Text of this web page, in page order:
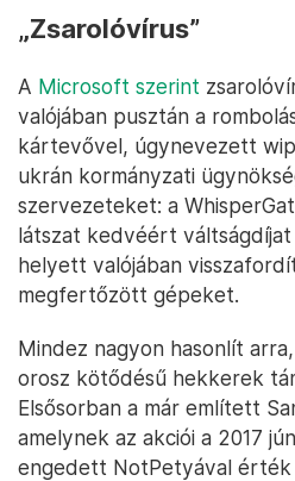
„Zsarolóvírus”
A Microsoft szerint
valójában pusztán a
kártevővel, úgynevezett
ukrán kormányzati
szervezeteket: a
látszat kedvéért
helyett valójában
megfertőzött gépeket.
Mindez nagyon hasonlít
orosz kötődésű hekkerek
Elsősorban a már említett
amelynek az akciói a 2017
engedett NotPetyával érték